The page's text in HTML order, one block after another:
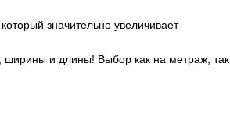
значительно увеличивает
ширины и длины! Выбор как на метраж, так